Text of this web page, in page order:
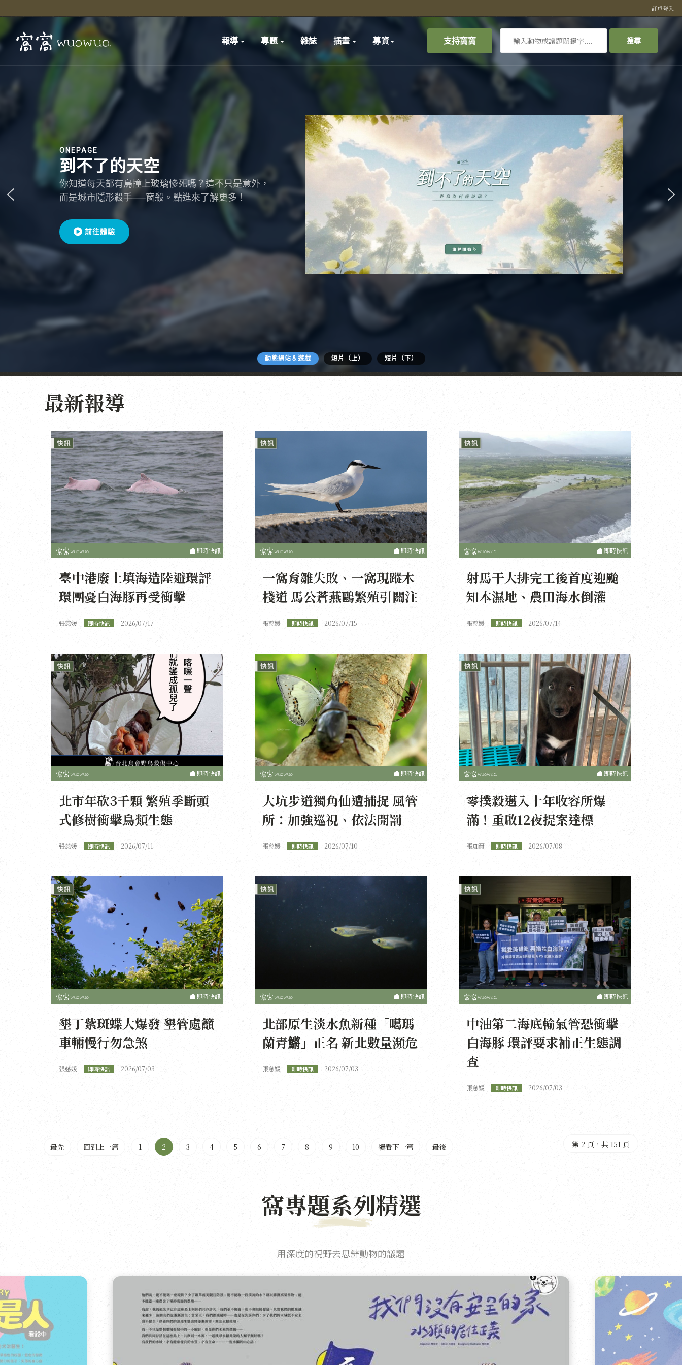
訂戶登入
支持窩窩
搜
尋
搜尋
報導 專題 雜誌 插畫 募資
ONEPAGE
到不了的天空
你知道每天都有鳥撞上玻璃慘死嗎？這不只是意外，
而是城市隱形殺手──窗殺。點進來了解更多！
前往體驗
動態網站＆遊戲 短片（上） 短片（下）
最新報導
即時快訊
臺中港廢土填海造陸避環評
環團憂白海豚再受衝擊
張慈媛 即時快訊 2026/07/17
即時快訊
一窩育雛失敗、一窩現蹤木
棧道 馬公蒼燕鷗繁殖引關注
張慈媛 即時快訊 2026/07/15
即時快訊
射馬干大排完工後首度迎颱
知本濕地、農田海水倒灌
張慈媛 即時快訊 2026/07/14
即時快訊
北市年砍3千顆 繁殖季斷頭
式修樹衝擊鳥類生態
張慈媛 即時快訊 2026/07/11
即時快訊
大坑步道獨角仙遭捕捉 風管
所：加強巡視、依法開罰
張慈媛 即時快訊 2026/07/10
即時快訊
零撲殺邁入十年收容所爆
滿！重啟12夜提案達標
張珈爾 即時快訊 2026/07/08
即時快訊
墾丁紫斑蝶大爆發 墾管處籲
車輛慢行勿急煞
張慈媛 即時快訊 2026/07/03
即時快訊
北部原生淡水魚新種「噶瑪
蘭青鱂」正名 新北數量瀕危
張慈媛 即時快訊 2026/07/03
即時快訊
中油第二海底輸氣管恐衝擊
白海豚 環評要求補正生態調
查
張慈媛 即時快訊 2026/07/03
第 2 頁，共 151 頁
最先 回到上一篇 1 2 3 4 5 6 7 8 9 10 續看下一篇 最後
窩專題系列精選
用深度的視野去思辨動物的議題